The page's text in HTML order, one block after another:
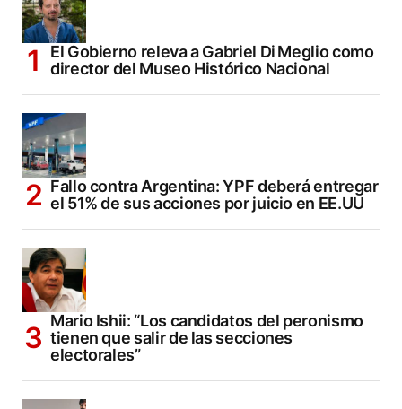
El Gobierno releva a Gabriel Di Meglio como
director del Museo Histórico Nacional
Fallo contra Argentina: YPF deberá entregar
el 51% de sus acciones por juicio en EE.UU
Mario Ishii: “Los candidatos del peronismo
tienen que salir de las secciones
electorales”